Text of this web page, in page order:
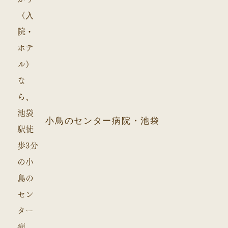
小鳥のセンター病院・池袋